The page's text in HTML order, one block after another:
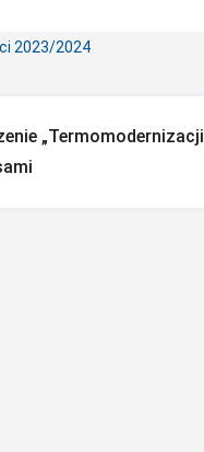
2023/2024
„Termomodernizacji